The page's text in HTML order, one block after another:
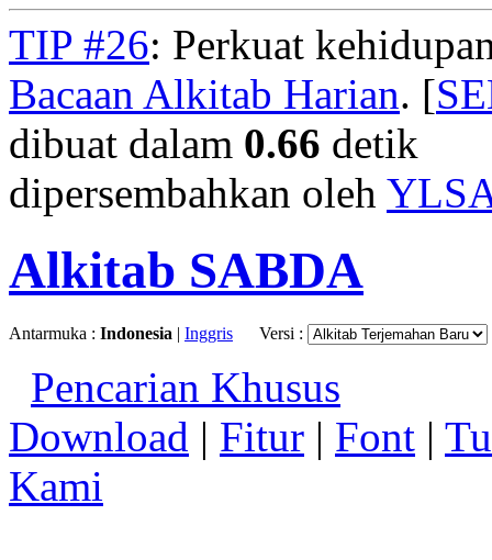
TIP #26: Perkuat
Bacaan Alkitab Harian. [
dibuat dalam 0.66 detik
dipersembahkan oleh
Alkitab SABDA
Antarmuka : Indonesia | Inggris Versi :
Pencarian Khusus
Download | Fitur | Font |
Kami